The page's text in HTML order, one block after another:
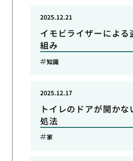
イモビライザーによる
組み
2025.12.21
知識
トイレのドアが開か
処法
2025.12.17
家